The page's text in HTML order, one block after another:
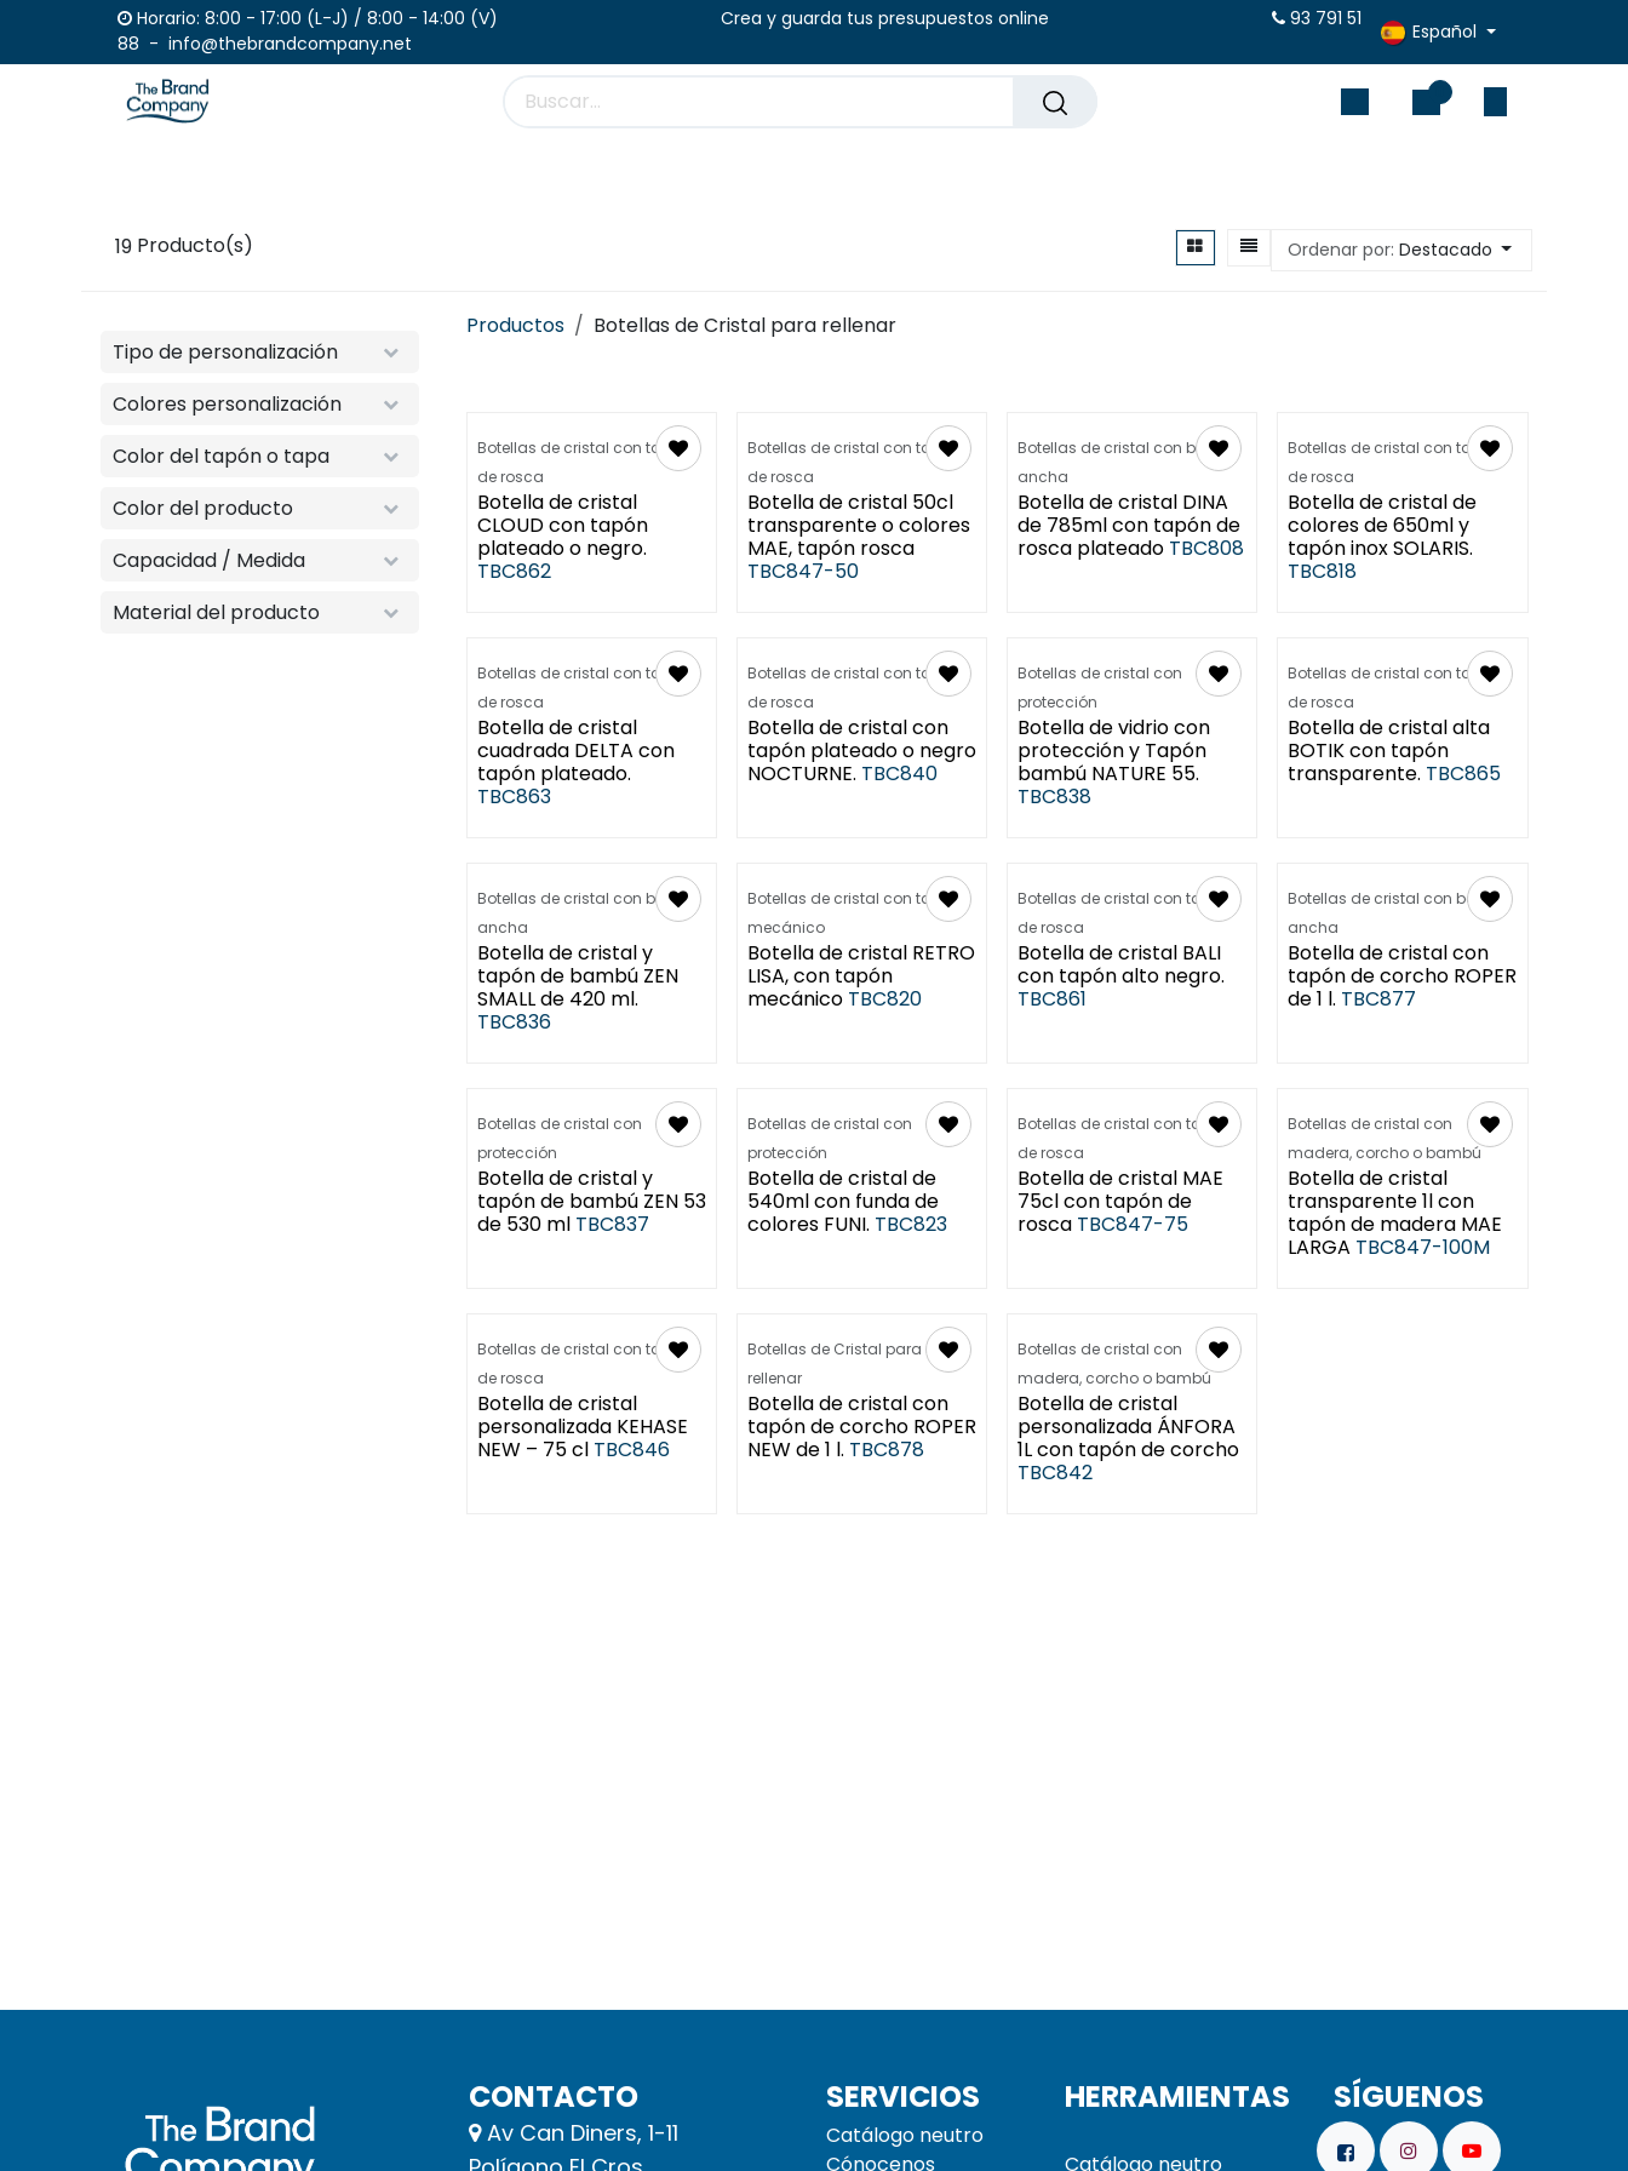
Ir al contenidoHorario: 8:00 - 17:00 (L-J) / 8:00 - 14:00 (V) Crea y guarda tus presupuestos online
93 791 51
88 - info@thebrandcompany.net
Español
19 Producto(s) Ordenar por: Destacado
Tipo de personalización
Colores personalización
Color del tapón o tapa
Color del producto
Capacidad / Medida
Material del producto
Productos Botellas de Cristal para rellenar
Botellas de cristal con tapón
de rosca
Botella de cristal
CLOUD con tapón
plateado o negro.
TBC862
Botellas de cristal con tapón
de rosca
Botella de cristal 50cl
transparente o colores
MAE, tapón rosca
TBC847-50
Botellas de cristal con boca
ancha
Botella de cristal DINA
de 785ml con tapón de
rosca plateado TBC808
Botellas de cristal con tapón
de rosca
Botella de cristal de
colores de 650ml y
tapón inox SOLARIS.
TBC818
Botellas de cristal con tapón
de rosca
Botella de cristal
cuadrada DELTA con
tapón plateado.
TBC863
Botellas de cristal con tapón
de rosca
Botella de cristal con
tapón plateado o negro
NOCTURNE. TBC840
Botellas de cristal con
protección
Botella de vidrio con
protección y Tapón
bambú NATURE 55.
TBC838
Botellas de cristal con tapón
de rosca
Botella de cristal alta
BOTIK con tapón
transparente. TBC865
Botellas de cristal con boca
ancha
Botella de cristal y
tapón de bambú ZEN
SMALL de 420 ml.
TBC836
Botellas de cristal con tapón
mecánico
Botella de cristal RETRO
LISA, con tapón
mecánico TBC820
Botellas de cristal con tapón
de rosca
Botella de cristal BALI
con tapón alto negro.
TBC861
Botellas de cristal con boca
ancha
Botella de cristal con
tapón de corcho ROPER
de 1 l. TBC877
Botellas de cristal con
protección
Botella de cristal y
tapón de bambú ZEN 53
de 530 ml TBC837
Botellas de cristal con
protección
Botella de cristal de
540ml con funda de
colores FUNI. TBC823
Botellas de cristal con tapón
de rosca
Botella de cristal MAE
75cl con tapón de
rosca TBC847-75
Botellas de cristal con
madera, corcho o bambú
Botella de cristal
transparente 1l con
tapón de madera MAE
LARGA TBC847-100M
Botellas de cristal con tapón
de rosca
Botella de cristal
personalizada KEHASE
NEW – 75 cl TBC846
Botellas de Cristal para
rellenar
Botella de cristal con
tapón de corcho ROPER
NEW de 1 l. TBC878
Botellas de cristal con
madera, corcho o bambú
Botella de cristal
personalizada ÁNFORA
1L con tapón de corcho
TBC842
CONTACTO
Av Can Diners, 1-11
SERVICIOS
Catálogo neutro
Cónocenos
SÍGUENOS
HERRAMIENTAS
Catálogo neutro